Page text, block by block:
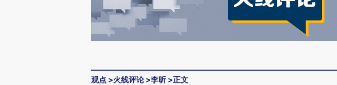
观点 >火线评论>李昕 >正文